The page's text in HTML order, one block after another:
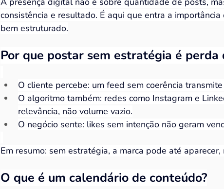
consistência e resultado. É aqui que entra a
bem estruturado.
Por que postar sem estratégia é perda
O cliente percebe: um feed sem coerência
O algoritmo também: redes como Instagram e
relevância, não volume vazio.
O negócio sente: likes sem intenção não geram
Em resumo: sem estratégia, a marca pode até
O que é um calendário de conteúdo?